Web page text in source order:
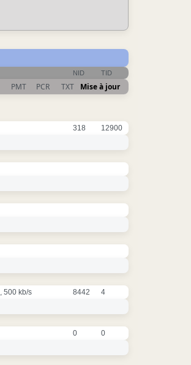
NID TID
PMT PCR TXT Mise à jour
318 12900
, 500 kb/s 8442 4
0 0